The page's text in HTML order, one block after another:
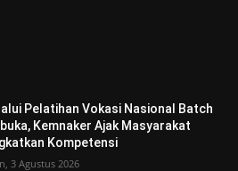
Pelatihan Vokasi Nasional Batch
Kemnaker Ajak Masyarakat
Kompetensi
3 Agustus 2026